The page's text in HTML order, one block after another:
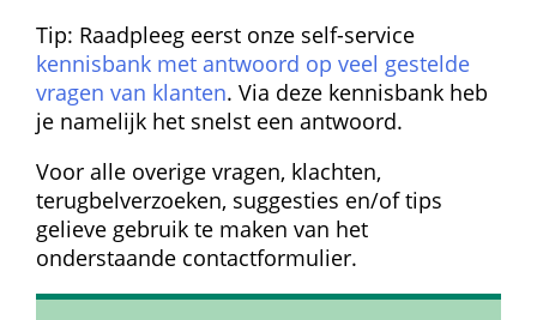
Tip: Raadpleeg eerst onze self-service
kennisbank met antwoord op veel gestelde
vragen van klanten. Via deze kennisbank heb
je namelijk het snelst een antwoord.
Voor alle overige vragen, klachten,
terugbelverzoeken, suggesties en/of tips
gelieve gebruik te maken van het
onderstaande contactformulier.